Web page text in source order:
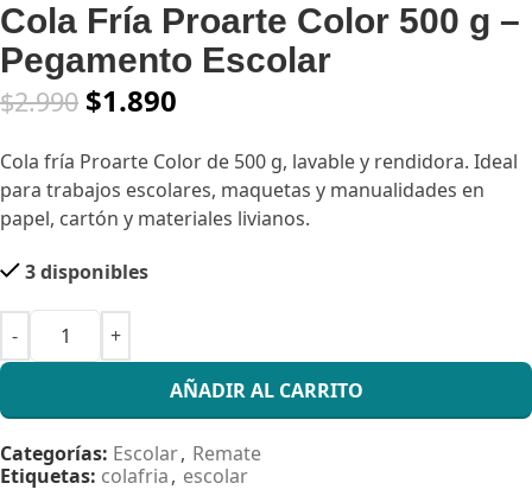
Cola Fría Proarte Color 500 g –
Pegamento Escolar
$2.990 $1.890
Cola fría Proarte Color de 500 g, lavable y rendidora. Ideal
para trabajos escolares, maquetas y manualidades en
papel, cartón y materiales livianos.
3 disponibles
AÑADIR AL CARRITO
Categorías: Escolar, Remate
Etiquetas: colafria, escolar